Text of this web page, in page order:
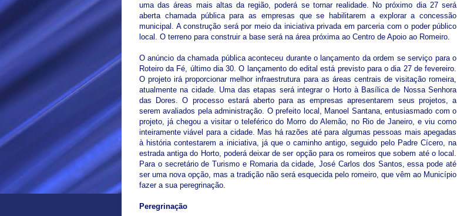
uma das áreas mais altas da região, poderá se tornar realidade. No próximo dia 27 será
aberta chamada pública para as empresas que se habilitarem a explorar a concessão
municipal. A construção será por meio da iniciativa privada em parceria com o poder público
local. O terreno para construir a base será na área próxima ao Centro de Apoio ao Romeiro.
O anúncio da chamada pública aconteceu durante o lançamento da ordem se serviço para o
Roteiro da Fé, último dia 30. O lançamento do edital está previsto para o dia 27 de fevereiro.
O projeto irá proporcionar melhor infraestrutura para as áreas centrais de visitação romeira,
atualmente na cidade. Uma das etapas será integrar o Horto à Basílica de Nossa Senhora
das Dores. O processo estará aberto para as empresas apresentarem seus projetos, a
serem avaliados pela administração. O prefeito local, Manoel Santana, entusiasmado com o
projeto, já chegou a visitar o teleférico do Morro do Alemão, no Rio de Janeiro, e viu como
inteiramente viável para a cidade. Mas há razões até para algumas pessoas mais apegadas
à história contestarem a iniciativa, já que o caminho antigo, seguido pelo Padre Cícero, na
estrada antiga do Horto, poderá deixar de ser opção para os romeiros que sobem até o local.
Para o secretário de Turismo e Romaria da cidade, José Carlos dos Santos, essa pode até
ser uma nova opção, mas a tradição não será esquecida pelo romeiro, que vêm ao Município
fazer a sua peregrinação.
Peregrinação